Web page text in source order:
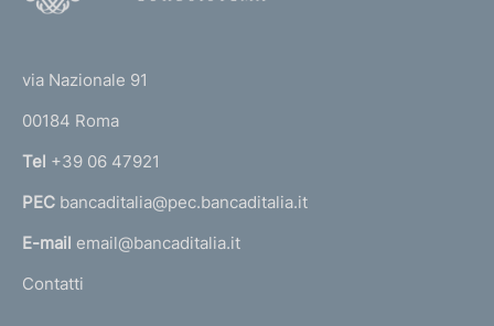
r
n
a
l
'
via Nazionale 91
00184 Roma
Tel +39 06 47921
PEC bancaditalia@pec.bancaditalia.it
E-mail email@bancaditalia.it
Contatti